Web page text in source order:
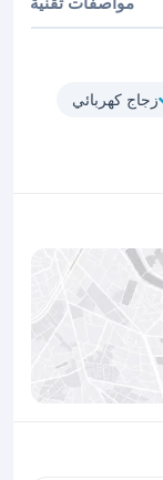
زجاج كهربائي